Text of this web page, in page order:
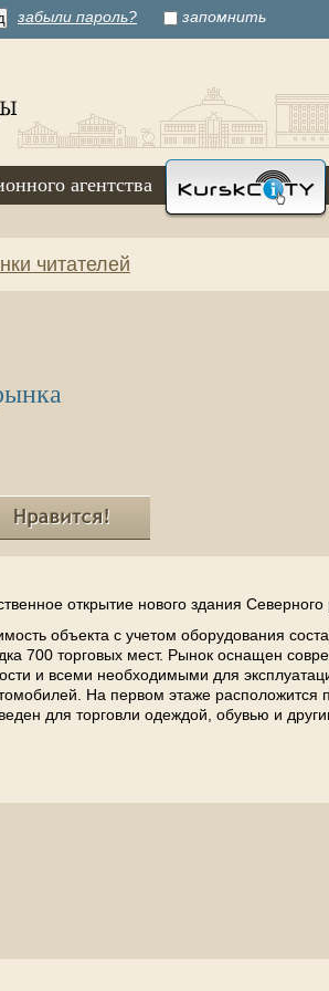
забыли пароль? запомнить
агентства
читателей
открытие нового здания Северного
объекта с учетом оборудования
700 торговых мест. Рынок оснащен
и всеми необходимыми для
На первом этаже расположится
для торговли одеждой, обувью и